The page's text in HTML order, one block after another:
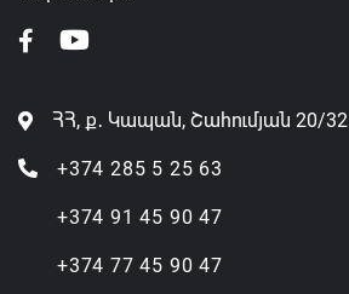
ՀՀ, ք․ Կապան, Շահումյան 20/32
+374 285 5 25 63
+374 91 45 90 47
+374 77 45 90 47